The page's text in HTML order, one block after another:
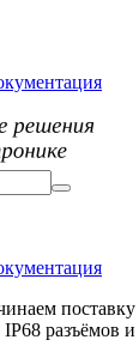
разъёмов и